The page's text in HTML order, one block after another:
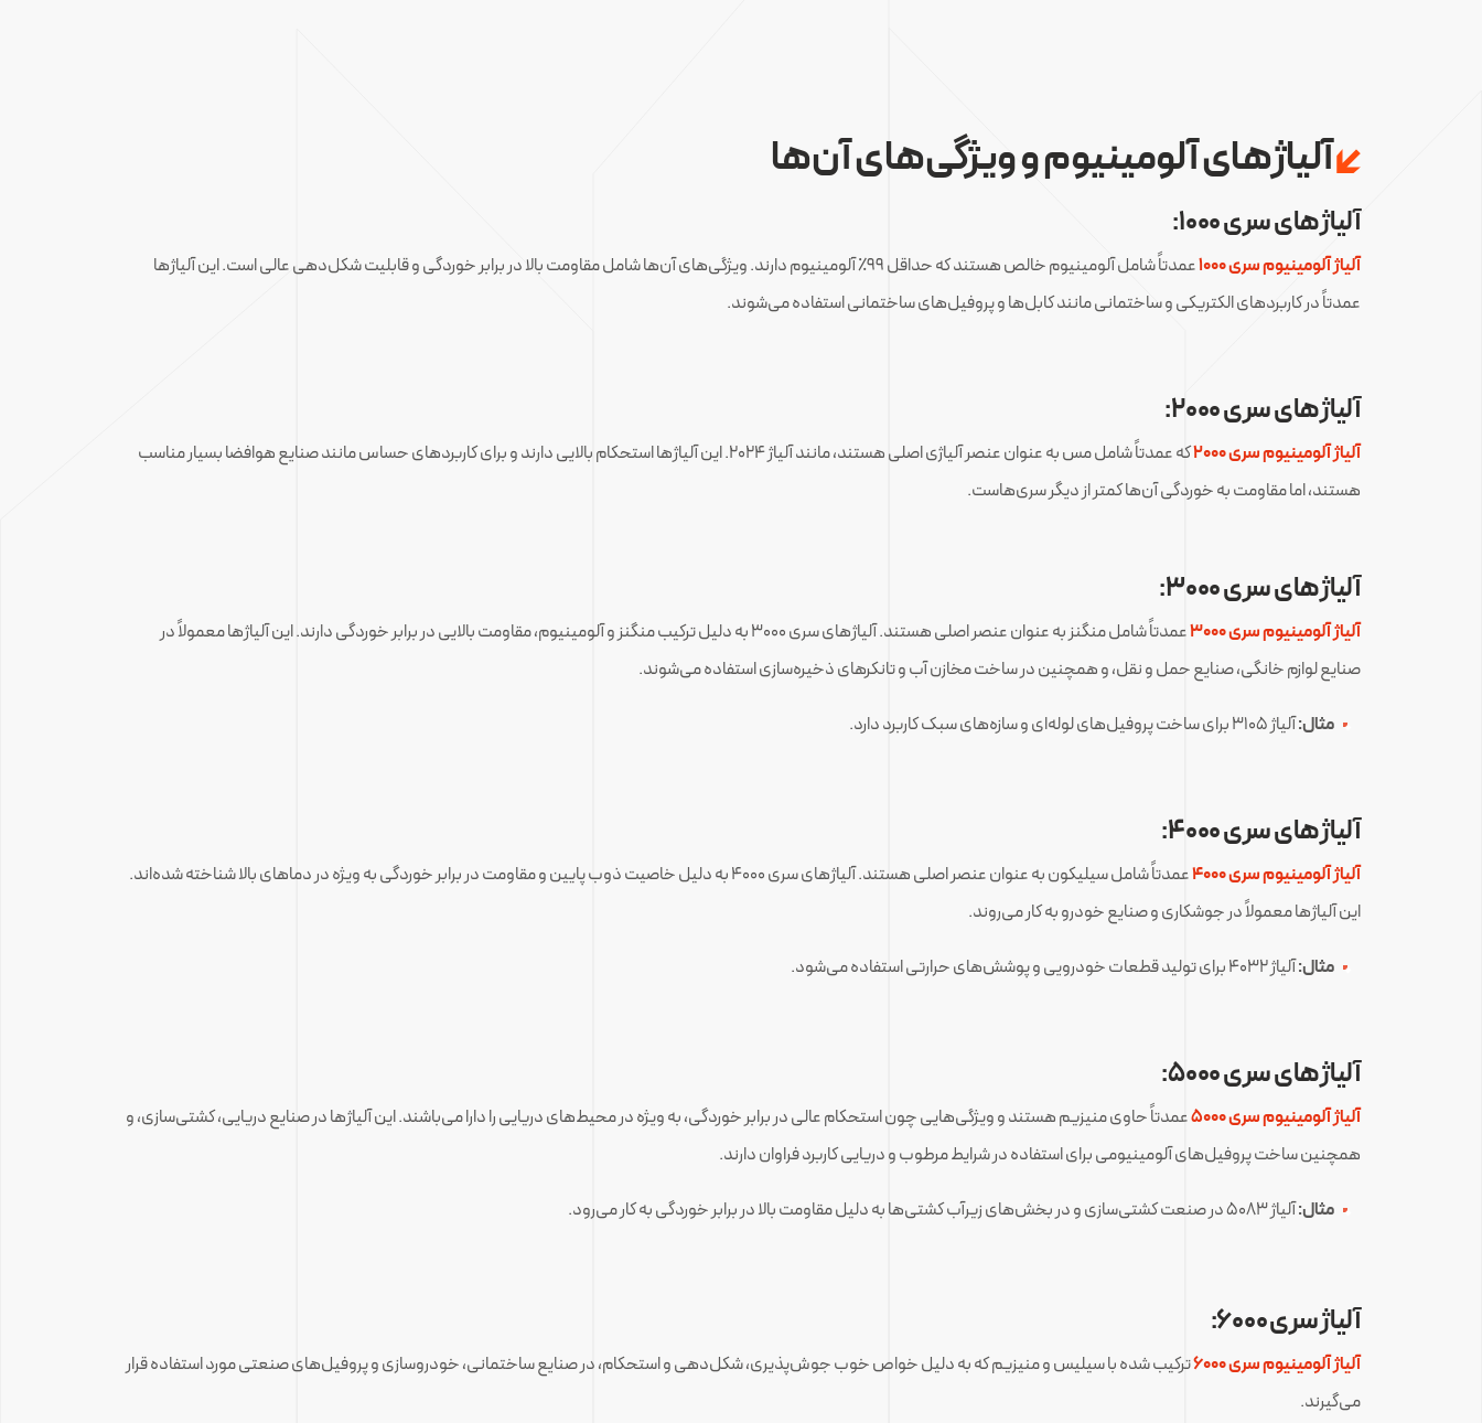
آلیاژهای آلومینیوم و ویژگی‌های آن‌ها
آلیاژهای سری 1۰۰۰:
آلیاژ آلومینیوم سری 1000
عمدتاً شامل آلومینیوم خالص هستند که حداقل ۹۹٪ آلومینیوم دارند. ویژگی‌های آن‌ها شامل مقاومت بالا در برابر خوردگی و قابلیت شکل‌دهی عالی است. این آلیاژها
عمدتاً در کاربردهای الکتریکی و ساختمانی مانند کابل‌ها و پروفیل‌های ساختمانی استفاده می‌شوند.
آلیاژهای سری ۲۰۰۰:
آلیاژ آلومینیوم سری 2000
که عمدتاً شامل مس به عنوان عنصر آلیاژی اصلی هستند، مانند آلیاژ ۲۰۲۴. این آلیاژها استحکام بالایی دارند و برای کاربردهای حساس مانند صنایع هوافضا بسیار مناسب
هستند، اما مقاومت به خوردگی آن‌ها کمتر از دیگر سری‌هاست.
آلیاژهای سری ۳۰۰۰:
آلیاژ آلومینیوم سری 3000
عمدتاً شامل منگنز به عنوان عنصر اصلی هستند. آلیاژهای سری ۳۰۰۰ به دلیل ترکیب منگنز و آلومینیوم، مقاومت بالایی در برابر خوردگی دارند. این آلیاژها معمولاً در
صنایع لوازم خانگی، صنایع حمل و نقل، و همچنین در ساخت مخازن آب و تانکرهای ذخیره‌سازی استفاده می‌شوند.
مثال:آلیاژ ۳۱۰۵ برای ساخت پروفیل‌های لوله‌ای و سازه‌های سبک کاربرد دارد.
آلیاژهای سری ۴۰۰۰:
آلیاژ آلومینیوم سری 4000
عمدتاً شامل سیلیکون به عنوان عنصر اصلی هستند. آلیاژهای سری ۴۰۰۰ به دلیل خاصیت ذوب پایین و مقاومت در برابر خوردگی به ویژه در دماهای بالا شناخته شده‌اند.
این آلیاژها معمولاً در جوشکاری و صنایع خودرو به کار می‌روند.
مثال:آلیاژ ۴۰۳۲ برای تولید قطعات خودرویی و پوشش‌های حرارتی استفاده می‌شود.
آلیاژهای سری ۵۰۰۰:
آلیاژ آلومینیوم سری 5000
عمدتاً حاوی منیزیم هستند و ویژگی‌هایی چون استحکام عالی در برابر خوردگی، به ویژه در محیط‌های دریایی را دارا می‌باشند. این آلیاژها در صنایع دریایی، کشتی‌سازی، و
همچنین ساخت پروفیل‌های آلومینیومی برای استفاده در شرایط مرطوب و دریایی کاربرد فراوان دارند.
مثال:آلیاژ ۵۰۸۳ در صنعت کشتی‌سازی و در بخش‌های زیرآب کشتی‌ها به دلیل مقاومت بالا در برابر خوردگی به کار می‌رود.
آلیاژ سری 6000:
آلیاژ آلومینیوم سری 6000
ترکیب شده با سیلیس و منیزیم که به دلیل خواص خوب جوش‌پذیری، شکل‌دهی و استحکام، در صنایع ساختمانی، خودروسازی و پروفیل‌های صنعتی مورد استفاده قرار
می‌گیرند.